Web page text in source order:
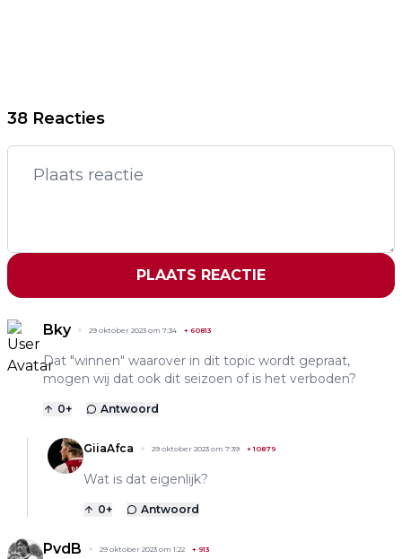
38 Reacties
PLAATS REACTIE
Bky 29 oktober 2023 om 7:34 + 60813
Dat "winnen" waarover in dit topic wordt gepraat,
mogen wij dat ook dit seizoen of is het verboden?
0+ Antwoord
GiiaAfca 29 oktober 2023 om 7:39 +10879
Wat is dat eigenlijk?
0+ Antwoord
PvdB 29 oktober 2023 om 1:22 + 913